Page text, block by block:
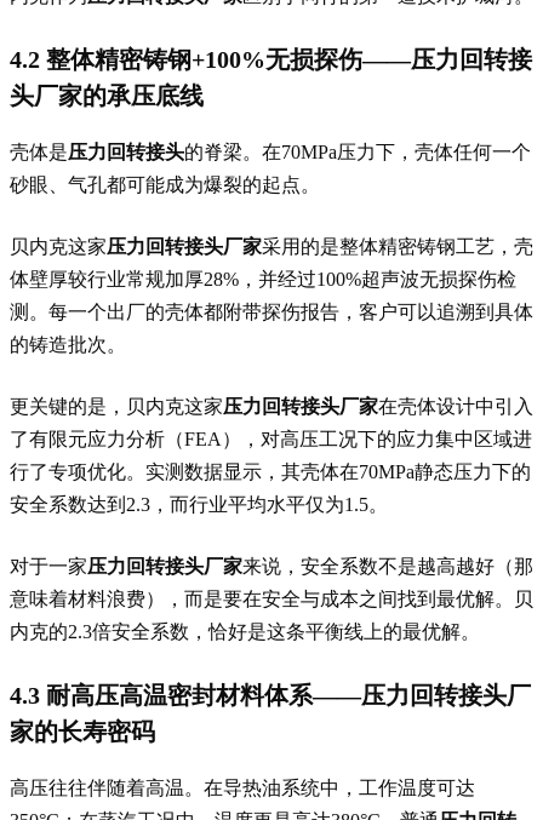
4.2 整体精密铸钢+100%无损探伤——压力回转接
头厂家的承压底线
壳体是压力回转接头的脊梁。在70MPa压力下，壳体任何一个
砂眼、气孔都可能成为爆裂的起点。
贝内克这家压力回转接头厂家采用的是整体精密铸钢工艺，壳
体壁厚较行业常规加厚28%，并经过100%超声波无损探伤检
测。每一个出厂的壳体都附带探伤报告，客户可以追溯到具体
的铸造批次。
更关键的是，贝内克这家压力回转接头厂家在壳体设计中引入
了有限元应力分析（FEA），对高压工况下的应力集中区域进
行了专项优化。实测数据显示，其壳体在70MPa静态压力下的
安全系数达到2.3，而行业平均水平仅为1.5。
对于一家压力回转接头厂家来说，安全系数不是越高越好（那
意味着材料浪费），而是要在安全与成本之间找到最优解。贝
内克的2.3倍安全系数，恰好是这条平衡线上的最优解。
4.3 耐高压高温密封材料体系——压力回转接头厂
家的长寿密码
高压往往伴随着高温。在导热油系统中，工作温度可达